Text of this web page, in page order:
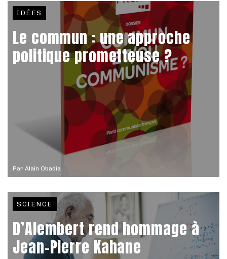
Par Alain Obadia
IDÉES
Le commun : une approche
politique prometteuse ?
SCIENCE
D’Alembert rend hommage à
Jean-Pierre Kahane